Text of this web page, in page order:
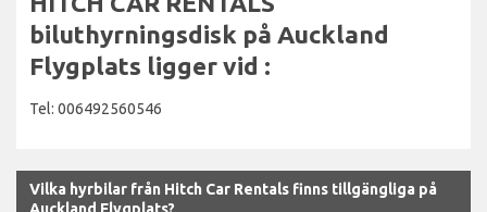
biluthyrningsdisk på Auckland
Flygplats ligger vid :
Tel: 006492560546
Vilka hyrbilar från Hitch Car Rentals finns tillgängliga på
Auckland Flygplats?